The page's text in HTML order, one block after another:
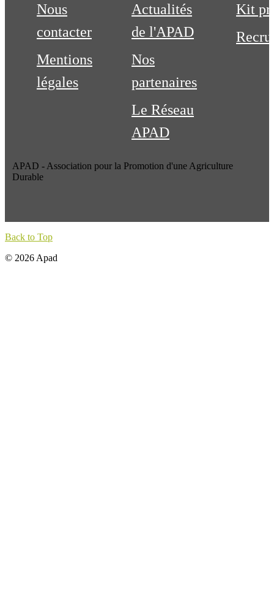
Nous
contacter
Mentions
légales
Actualités
de l'APAD
Nos
partenaires
Le Réseau
APAD
Kit
APAD - Association pour la Promotion d'une Agriculture
Durable
Back to Top
© 2026 Apad